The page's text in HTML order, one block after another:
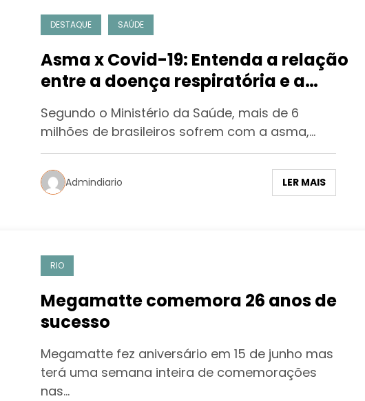
DESTAQUE SAÚDE
Asma x Covid-19: Entenda a relação
entre a doença respiratória e a
COVID-19
Segundo o Ministério da Saúde, mais de 6
milhões de brasileiros sofrem com a asma,…
Admindiario LER MAIS
RIO
Megamatte comemora 26 anos de
sucesso
Megamatte fez aniversário em 15 de junho mas
terá uma semana inteira de comemorações
nas…